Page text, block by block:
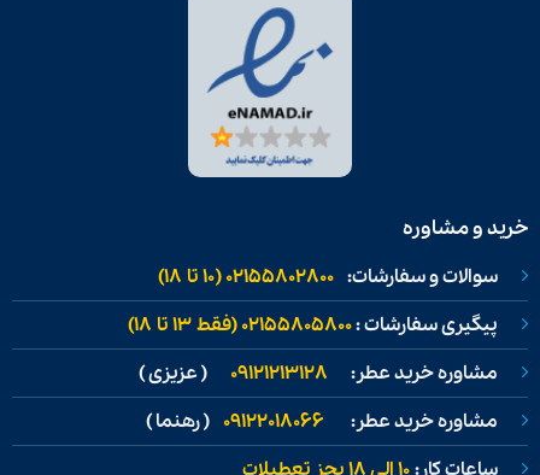
خرید و مشاوره
سوالات و سفارشات: 02155802800 (۱۰ تا ۱۸)
پیگیری سفارشات :02155805800 (فقط ۱۳ تا ۱۸)
مشاوره خرید عطر: 09121213128 ( عزیزی )
مشاوره خرید عطر: 09122018066 ( رهنما )